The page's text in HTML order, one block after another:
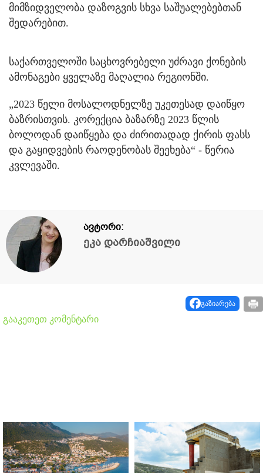
მიმზიდველობა დაზოგვის სხვა საშუალებებთან
შედარებით.
საქართველოში საცხოვრებელი უძრავი ქონების
ამონაგები ყველაზე მაღალია რეგიონში.
„2023 წელი მოსალოდნელზე უკეთესად დაიწყო
ბაზრისთვის. კორექცია ბაზარზე 2023 წლის
ბოლოდან დაიწყება და ძირითადად ქირის ფასს
და გაყიდვების რაოდენობას შეეხება“ - წერია
კვლევაში.
ავტორი:
ეკა დარჩიაშვილი
გაზიარება
გააკეთეთ კომენტარი